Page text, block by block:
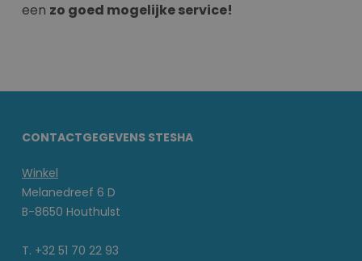
een zo goed mogelijke service!
CONTACTGEGEVENS STESHA
Winkel
Melanedreef 6 D
B-8650 Houthulst
T. +32 51 70 22 93